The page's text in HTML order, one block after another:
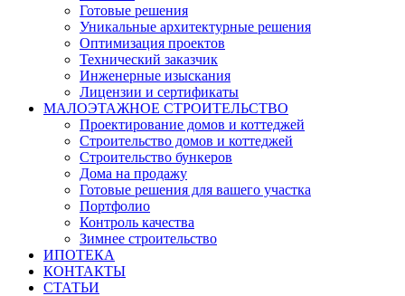
Готовые решения
Уникальные архитектурные решения
Оптимизация проектов
Технический заказчик
Инженерные изыскания
Лицензии и сертификаты
МАЛОЭТАЖНОЕ СТРОИТЕЛЬСТВО
Проектирование домов и коттеджей
Строительство домов и коттеджей
Строительство бункеров
Дома на продажу
Готовые решения для вашего участка
Портфолио
Контроль качества
Зимнее строительство
ИПОТЕКА
КОНТАКТЫ
СТАТЬИ